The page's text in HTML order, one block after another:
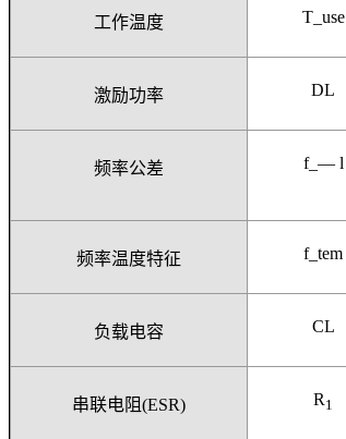
工作温度 T_use
激励功率 DL
频率公差 f_— l
频率温度特征 f_tem
负载电容 CL
串联电阻(ESR) R 1